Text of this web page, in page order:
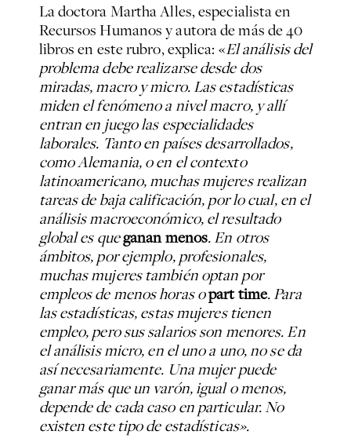
La doctora Martha Alles, especialista en
Recursos Humanos y autora de más de 40
libros en este rubro, explica: «El análisis del
problema debe realizarse desde dos
miradas, macro y micro. Las estadísticas
miden el fenómeno a nivel macro, y allí
entran en juego las especialidades
laborales. Tanto en países desarrollados,
como Alemania, o en el contexto
latinoamericano, muchas mujeres realizan
tareas de baja calificación, por lo cual, en el
análisis macroeconómico, el resultado
global es queganan menos. En otros
ámbitos, por ejemplo, profesionales,
muchas mujeres también optan por
empleos de menos horas opart time. Para
las estadísticas, estas mujeres tienen
empleo, pero sus salarios son menores. En
el análisis micro, en el uno a uno, no se da
así necesariamente. Una mujer puede
ganar más que un varón, igual o menos,
depende de cada caso en particular. No
existen este tipo de estadísticas».